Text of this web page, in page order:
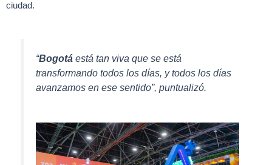
ciudad.
“Bogotáestá tan viva que se está
transformando todos los días, y todos los días
avanzamos en ese sentido”, puntualizó.